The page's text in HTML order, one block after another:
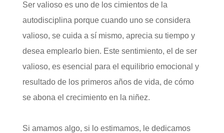
Ser valioso es uno de los cimientos de la
autodisciplina porque cuando uno se considera
valioso, se cuida a sí mismo, aprecia su tiempo y
desea emplearlo bien. Este sentimiento, el de ser
valioso, es esencial para el equilibrio emocional y
resultado de los primeros años de vida, de cómo
se abona el crecimiento en la niñez.
Si amamos algo, si lo estimamos, le dedicamos